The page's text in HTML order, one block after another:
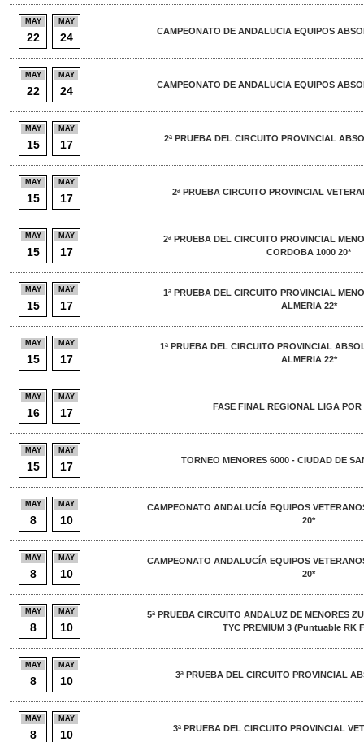
MAY
22
MAY
24 CAMPEONATO DE ANDALUCIA EQUIPOS
MAY
22
MAY
24 CAMPEONATO DE ANDALUCIA EQUIPOS
MAY
15
MAY
17 2ª PRUEBA DEL CIRCUITO PROVINCIAL
MAY
15
MAY
17 2ª PRUEBA CIRCUITO PROVINCIAL
MAY
15
MAY
17
2ª PRUEBA DEL CIRCUITO PROVINCIAL
CORDOBA 1000 20*
MAY
15
MAY
17
1ª PRUEBA DEL CIRCUITO PROVINCIAL
ALMERIA 22*
MAY
15
MAY
17
1ª PRUEBA DEL CIRCUITO PROVINCIAL
ALMERIA 22*
MAY
16
MAY
17 FASE FINAL REGIONAL LIGA POR
MAY
15
MAY
17 TORNEO MENORES 6000 - CIUDAD DE
MAY
8
MAY
10
CAMPEONATO ANDALUCÍA EQUIPOS
20*
MAY
8
MAY
10
CAMPEONATO ANDALUCÍA EQUIPOS
20*
MAY
8
MAY
10
5ª PRUEBA CIRCUITO ANDALUZ DE MENORES
TYC PREMIUM 3 (Puntuable RK
MAY
8
MAY
10 3ª PRUEBA DEL CIRCUITO PROVINCIAL
MAY
8
MAY
10 3ª PRUEBA DEL CIRCUITO PROVINCIAL